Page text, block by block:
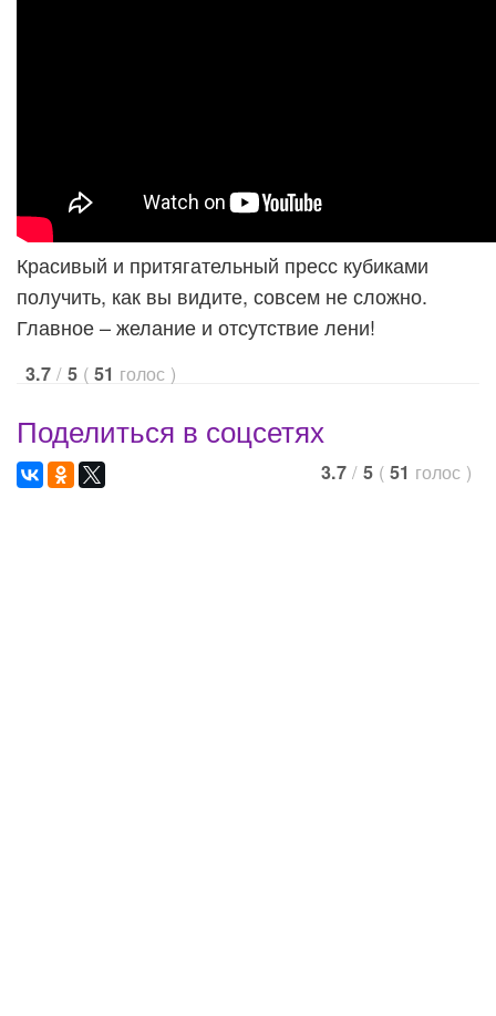
Красивый и притягательный пресс кубиками
получить, как вы видите, совсем не сложно.
Главное – желание и отсутствие лени!
3.7 / 5 ( 51 голос )
Поделиться в соцсетях
3.7 / 5 ( 51 голос )